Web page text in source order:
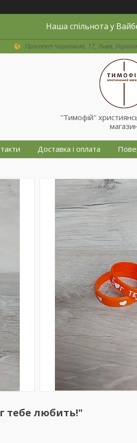
Наша спільнота у
Проспект Чорновола, 17, Львів, Україна
''Тимофій''
Доставка і оплата
тебе любить!"